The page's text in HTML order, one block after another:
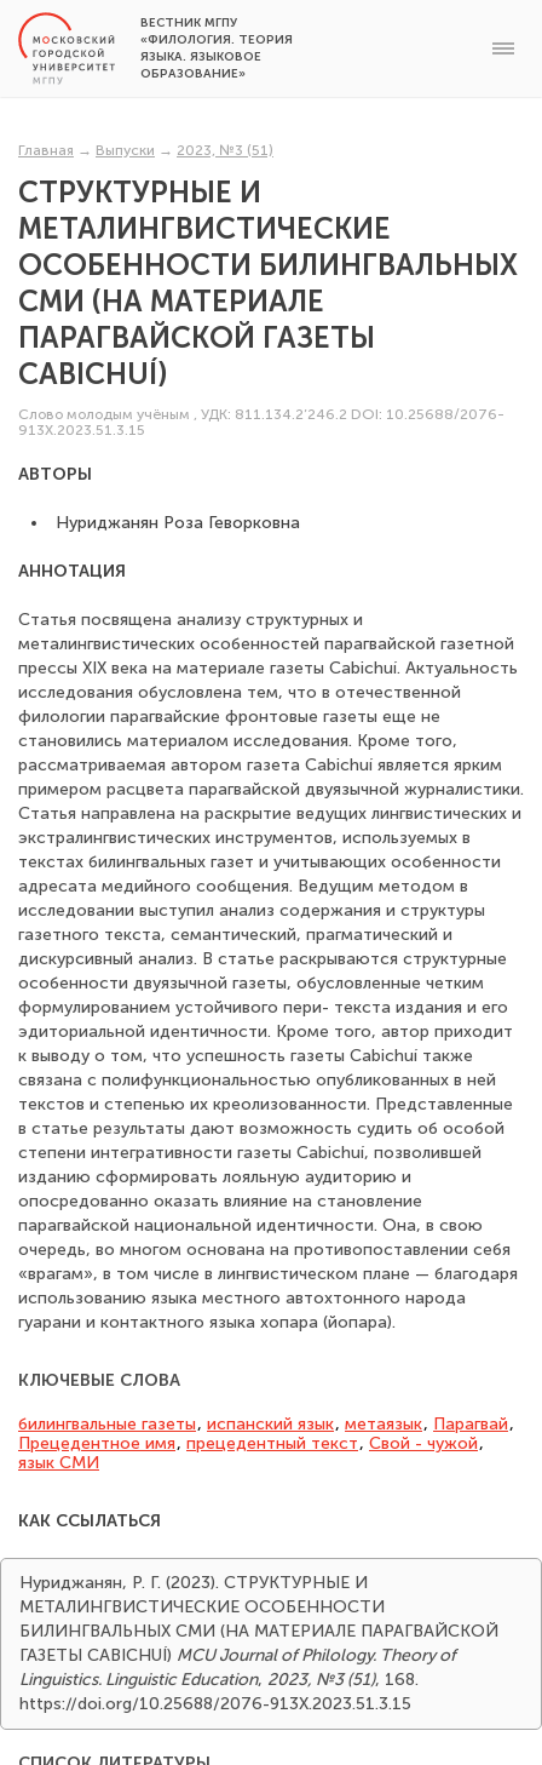
ВЕСТНИК МГПУ
«ФИЛОЛОГИЯ. ТЕОРИЯ
ЯЗЫКА. ЯЗЫКОВОЕ
ОБРАЗОВАНИЕ»
Главная → Выпуски → 2023, №3 (51)
СТРУКТУРНЫЕ И
МЕТАЛИНГВИСТИЧЕСКИЕ
ОСОБЕННОСТИ БИЛИНГВАЛЬНЫХ
СМИ (НА МАТЕРИАЛЕ
ПАРАГВАЙСКОЙ ГАЗЕТЫ
CABICHUÍ)
Слово молодым учёным , УДК: 811.134.2’246.2 DOI: 10.25688/2076-
913X.2023.51.3.15
АВТОРЫ
Нуриджанян Роза Геворковна
АННОТАЦИЯ
Статья посвящена анализу структурных и
металингвистических особенностей парагвайской газетной
прессы XIX века на материале газеты Cabichuí. Актуальность
исследования обусловлена тем, что в отечественной
филологии парагвайские фронтовые газеты еще не
становились материалом исследования. Кроме того,
рассматриваемая автором газета Cabichuí является ярким
примером расцвета парагвайской двуязычной журналистики.
Статья направлена на раскрытие ведущих лингвистических и
экстралингвистических инструментов, используемых в
текстах билингвальных газет и учитывающих особенности
адресата медийного сообщения. Ведущим методом в
исследовании выступил анализ содержания и структуры
газетного текста, семантический, прагматический и
дискурсивный анализ. В статье раскрываются структурные
особенности двуязычной газеты, обусловленные четким
формулированием устойчивого пери- текста издания и его
эдиториальной идентичности. Кроме того, автор приходит
к выводу о том, что успешность газеты Cabichuí также
связана с полифункциональностью опубликованных в ней
текстов и степенью их креолизованности. Представленные
в статье результаты дают возможность судить об особой
степени интегративности газеты Cabichuí, позволившей
изданию сформировать лояльную аудиторию и
опосредованно оказать влияние на становление
парагвайской национальной идентичности. Она, в свою
очередь, во многом основана на противопоставлении себя
«врагам», в том числе в лингвистическом плане — благодаря
использованию языка местного автохтонного народа
гуарани и контактного языка хопара (йопара).
КЛЮЧЕВЫЕ СЛОВА
билингвальные газеты, испанский язык, метаязык, Парагвай,
Прецедентное имя, прецедентный текст, Свой - чужой,
язык СМИ
КАК ССЫЛАТЬСЯ
Нуриджанян, Р. Г. (2023). СТРУКТУРНЫЕ И
МЕТАЛИНГВИСТИЧЕСКИЕ ОСОБЕННОСТИ
БИЛИНГВАЛЬНЫХ СМИ (НА МАТЕРИАЛЕ ПАРАГВАЙСКОЙ
ГАЗЕТЫ CABICHUÍ) MCU Journal of Philology. Theory of
Linguistics. Linguistic Education, 2023, №3 (51), 168.
https://doi.org/10.25688/2076-913X.2023.51.3.15